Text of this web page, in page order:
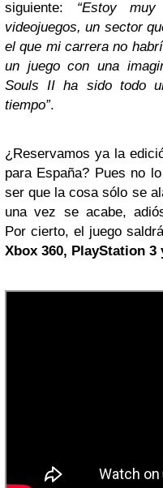
siguiente: “Estoy
videojuegos, un sector
el que mi carrera no
un juego con una
Souls II ha sido todo
tiempo”.
¿Reservamos ya la
para España? Pues no
ser que la cosa sólo se
una vez se acabe,
Por cierto, el juego
Xbox 360, PlayStation 3